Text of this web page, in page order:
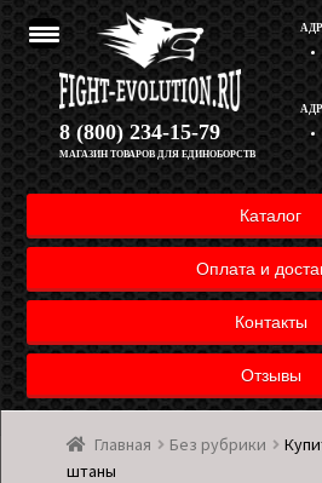
8 (800) 234-15-79
МАГАЗИН ТОВАРОВ ДЛЯ ЕДИНОБОРСТВ
Каталог
Оплата и
Контакты
Отзывы
Перейти
к
навигации
Перейти
к
содержимому
Корзина
Полезная информация
Оплата и доставка товара
Мой аккаунт
Главная Без рубрики
штаны